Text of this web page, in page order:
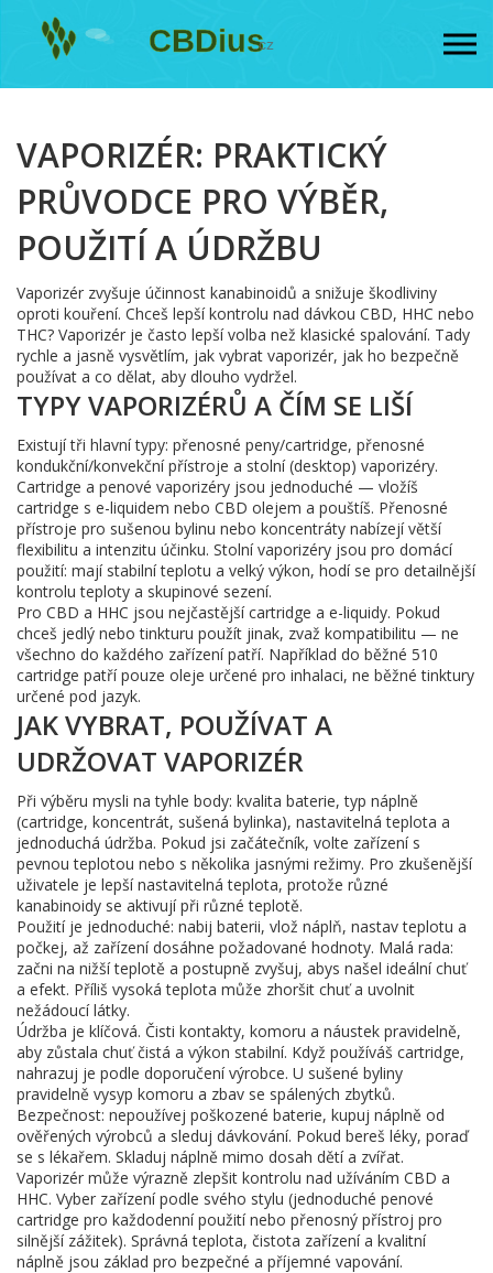
VAPORIZÉR: PRAKTICKÝ
PRŮVODCE PRO VÝBĚR,
POUŽITÍ A ÚDRŽBU
Vaporizér zvyšuje účinnost kanabinoidů a snižuje škodliviny
oproti kouření. Chceš lepší kontrolu nad dávkou CBD, HHC nebo
THC? Vaporizér je často lepší volba než klasické spalování. Tady
rychle a jasně vysvětlím, jak vybrat vaporizér, jak ho bezpečně
používat a co dělat, aby dlouho vydržel.
TYPY VAPORIZÉRŮ A ČÍM SE LIŠÍ
Existují tři hlavní typy: přenosné peny/cartridge, přenosné
kondukční/konvekční přístroje a stolní (desktop) vaporizéry.
Cartridge a penové vaporizéry jsou jednoduché — vložíš
cartridge s e-liquidem nebo CBD olejem a pouštíš. Přenosné
přístroje pro sušenou bylinu nebo koncentráty nabízejí větší
flexibilitu a intenzitu účinku. Stolní vaporizéry jsou pro domácí
použití: mají stabilní teplotu a velký výkon, hodí se pro detailnější
kontrolu teploty a skupinové sezení.
Pro CBD a HHC jsou nejčastější cartridge a e-liquidy. Pokud
chceš jedlý nebo tinkturu použít jinak, zvaž kompatibilitu — ne
všechno do každého zařízení patří. Například do běžné 510
cartridge patří pouze oleje určené pro inhalaci, ne běžné tinktury
určené pod jazyk.
JAK VYBRAT, POUŽÍVAT A
UDRŽOVAT VAPORIZÉR
Při výběru mysli na tyhle body: kvalita baterie, typ náplně
(cartridge, koncentrát, sušená bylinka), nastavitelná teplota a
jednoduchá údržba. Pokud jsi začátečník, volte zařízení s
pevnou teplotou nebo s několika jasnými režimy. Pro zkušenější
uživatele je lepší nastavitelná teplota, protože různé
kanabinoidy se aktivují při různé teplotě.
Použití je jednoduché: nabij baterii, vlož náplň, nastav teplotu a
počkej, až zařízení dosáhne požadované hodnoty. Malá rada:
začni na nižší teplotě a postupně zvyšuj, abys našel ideální chuť
a efekt. Příliš vysoká teplota může zhoršit chuť a uvolnit
nežádoucí látky.
Údržba je klíčová. Čisti kontakty, komoru a náustek pravidelně,
aby zůstala chuť čistá a výkon stabilní. Když používáš cartridge,
nahrazuj je podle doporučení výrobce. U sušené byliny
pravidelně vysyp komoru a zbav se spálených zbytků.
Bezpečnost: nepoužívej poškozené baterie, kupuj náplně od
ověřených výrobců a sleduj dávkování. Pokud bereš léky, poraď
se s lékařem. Skladuj náplně mimo dosah dětí a zvířat.
Vaporizér může výrazně zlepšit kontrolu nad užíváním CBD a
HHC. Vyber zařízení podle svého stylu (jednoduché penové
cartridge pro každodenní použití nebo přenosný přístroj pro
silnější zážitek). Správná teplota, čistota zařízení a kvalitní
náplně jsou základ pro bezpečné a příjemné vapování.